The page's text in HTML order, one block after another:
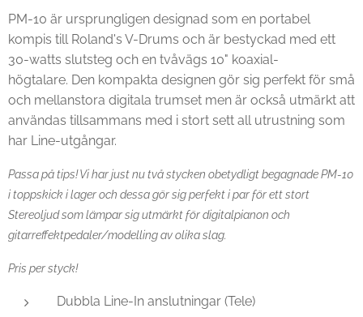
PM-10 är ursprungligen designad som en portabel
kompis till Roland's V-Drums och är bestyckad med ett
30-watts slutsteg och en tvåvägs 10" koaxial-
högtalare. Den kompakta designen gör sig perfekt för små
och mellanstora digitala trumset men är också utmärkt att
användas tillsammans med i stort sett all utrustning som
har Line-utgångar.
Passa på tips! Vi har just nu två stycken obetydligt begagnade PM-10
i toppskick i lager och dessa gör sig perfekt i par för ett stort
Stereoljud som lämpar sig utmärkt för digitalpianon och
gitarreffektpedaler/modelling av olika slag.
Pris per styck!
Dubbla Line-In anslutningar (Tele)